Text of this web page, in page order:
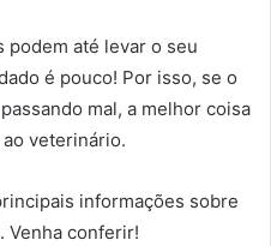
podem até levar o seu
é pouco! Por isso, se o
mal, a melhor coisa
veterinário.
informações sobre
Venha conferir!